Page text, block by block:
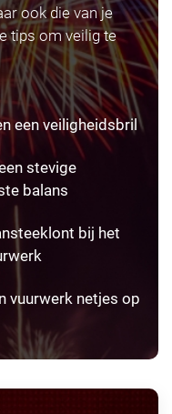
ook die van je
tips om veilig te
een veiligheidsbril
stevige
balans
bij het
vuurwerk netjes op